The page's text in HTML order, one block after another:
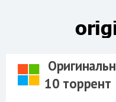
10 торрент